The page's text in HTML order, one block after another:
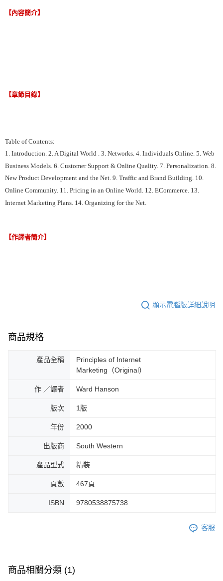
【內容簡介】
【章節目錄】
Table of Contents:
1. Introduction. 2. A Digital World . 3. Networks. 4. Individuals Online. 5. Web
Business Models. 6. Customer Support & Online Quality. 7. Personalization. 8.
New Product Development and the Net. 9. Traffic and Brand Building. 10.
Online Community. 11. Pricing in an Online World. 12. ECommerce. 13.
Internet Marketing Plans. 14. Organizing for the Net.
【作譯者簡介】
顯示電腦版詳細說明
商品規格
產品全稱
Principles of Internet
Marketing（Original）
作 ／譯者 Ward Hanson
版次 1版
年份 2000
出版商 South Western
產品型式 精裝
頁數 467頁
ISBN 9780538875738
客服
商品相關分類 (1)